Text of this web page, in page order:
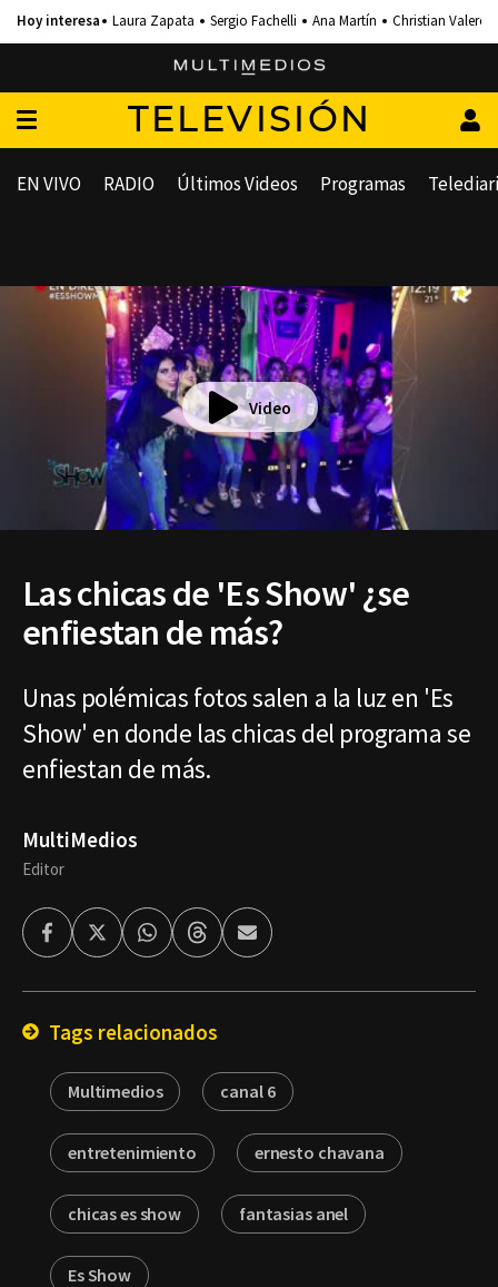
Laura Zapata Sergio Fachelli Ana Martín Christian Valero
TELEVISIÓN
EN VIVO RADIO Últimos Videos Programas
Video
Las chicas de 'Es Show' ¿se
enfiestan de más?
Unas polémicas fotos salen a la luz en 'Es
Show' en donde las chicas del programa se
enfiestan de más.
MultiMedios
Editor
FacebookTwitterWhatsappThreadsEnviar
por
Tags relacionados
Multimedios canal 6
entretenimiento ernesto chavana
chicas es show fantasias anel
Es Show